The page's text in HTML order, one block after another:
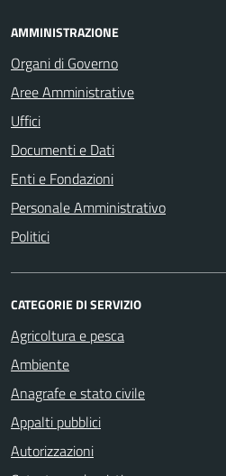
AMMINISTRAZIONE
Organi di Governo
Aree Amministrative
Uffici
Documenti e Dati
Enti e Fondazioni
Personale Amministrativo
Politici
CATEGORIE DI SERVIZIO
Agricoltura e pesca
Ambiente
Anagrafe e stato civile
Appalti pubblici
Autorizzazioni